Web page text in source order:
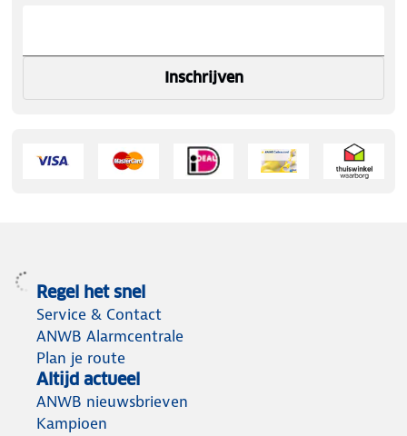
Inschrijven
Regel het snel
Service & Contact
ANWB Alarmcentrale
Plan je route
Altijd actueel
ANWB nieuwsbrieven
Kampioen